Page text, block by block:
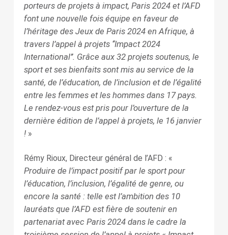
porteurs de projets à impact, Paris 2024 et l’AFD
font une nouvelle fois équipe en faveur de
l’héritage des Jeux de Paris 2024 en Afrique, à
travers l’appel à projets ‘‘Impact 2024
International’’. Grâce aux 32 projets soutenus, le
sport et ses bienfaits sont mis au service de la
santé, de l’éducation, de l’inclusion et de l’égalité
entre les femmes et les hommes dans 17 pays.
Le rendez-vous est pris pour l’ouverture de la
dernière édition de l’appel à projets, le 16 janvier
!»
Rémy Rioux, Directeur général de l’AFD : «
Produire de l’impact positif par le sport pour
l’éducation, l’inclusion, l’égalité de genre, ou
encore la santé : telle est l’ambition des 10
lauréats que l’AFD est fière de soutenir en
partenariat avec Paris 2024 dans le cadre la